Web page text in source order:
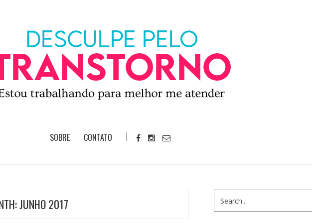
SOBRE CONTATO
JUNHO 2017